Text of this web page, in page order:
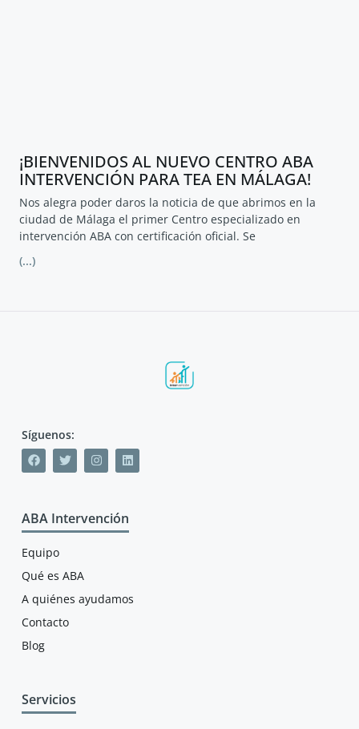
¡BIENVENIDOS AL NUEVO CENTRO ABA
INTERVENCIÓN PARA TEA EN MÁLAGA!
Nos alegra poder daros la noticia de que abrimos en la
ciudad de Málaga el primer Centro especializado en
intervención ABA con certificación oficial. Se
(...)
Síguenos:
ABA Intervención
Equipo
Qué es ABA
A quiénes ayudamos
Contacto
Blog
Servicios